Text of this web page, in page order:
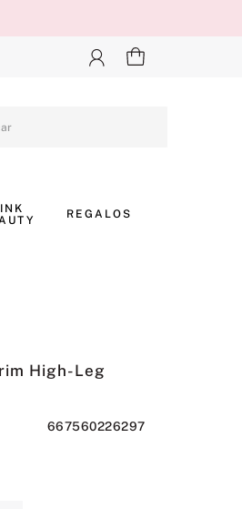
REGALOS
High-Leg
667560226297